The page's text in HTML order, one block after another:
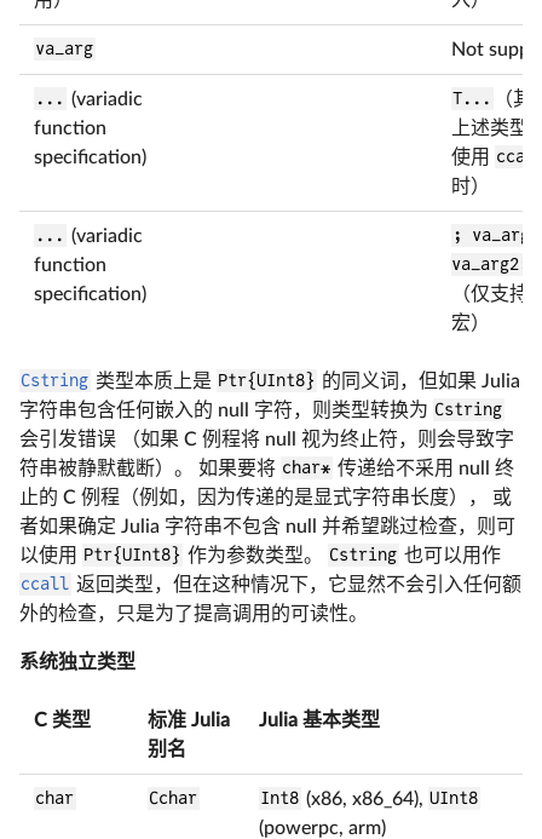
va_arg Not
... (variadic
function
specification)
T...
（其
上述类型
使用
时）
... (variadic
function
specification)
;
（仅支持
宏）
Cstring 类型本质上是 Ptr{UInt8} 的同义词，但如果 Julia
字符串包含任何嵌入的 null 字符，则类型转换为 Cstring
会引发错误 （如果 C 例程将 null 视为终止符，则会导致字
符串被静默截断）。 如果要将 char* 传递给不采用 null 终
止的 C 例程（例如，因为传递的是显式字符串长度）， 或
者如果确定 Julia 字符串不包含 null 并希望跳过检查，则可
以使用 Ptr{UInt8} 作为参数类型。 Cstring 也可以用作
ccall 返回类型，但在这种情况下，它显然不会引入任何额
外的检查，只是为了提高调用的可读性。
系统独立类型
C 类型
标准 Julia
别名
Julia 基本类型
char Cchar Int8 (x86, x86_64), UInt8
(powerpc, arm)